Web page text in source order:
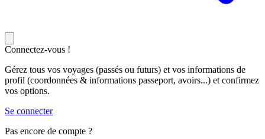
Connectez-vous !
Gérez tous vos voyages (passés ou futurs) et vos informations de
profil (coordonnées & informations passeport, avoirs...) et confirmez
vos options.
Se connecter
Pas encore de compte ?